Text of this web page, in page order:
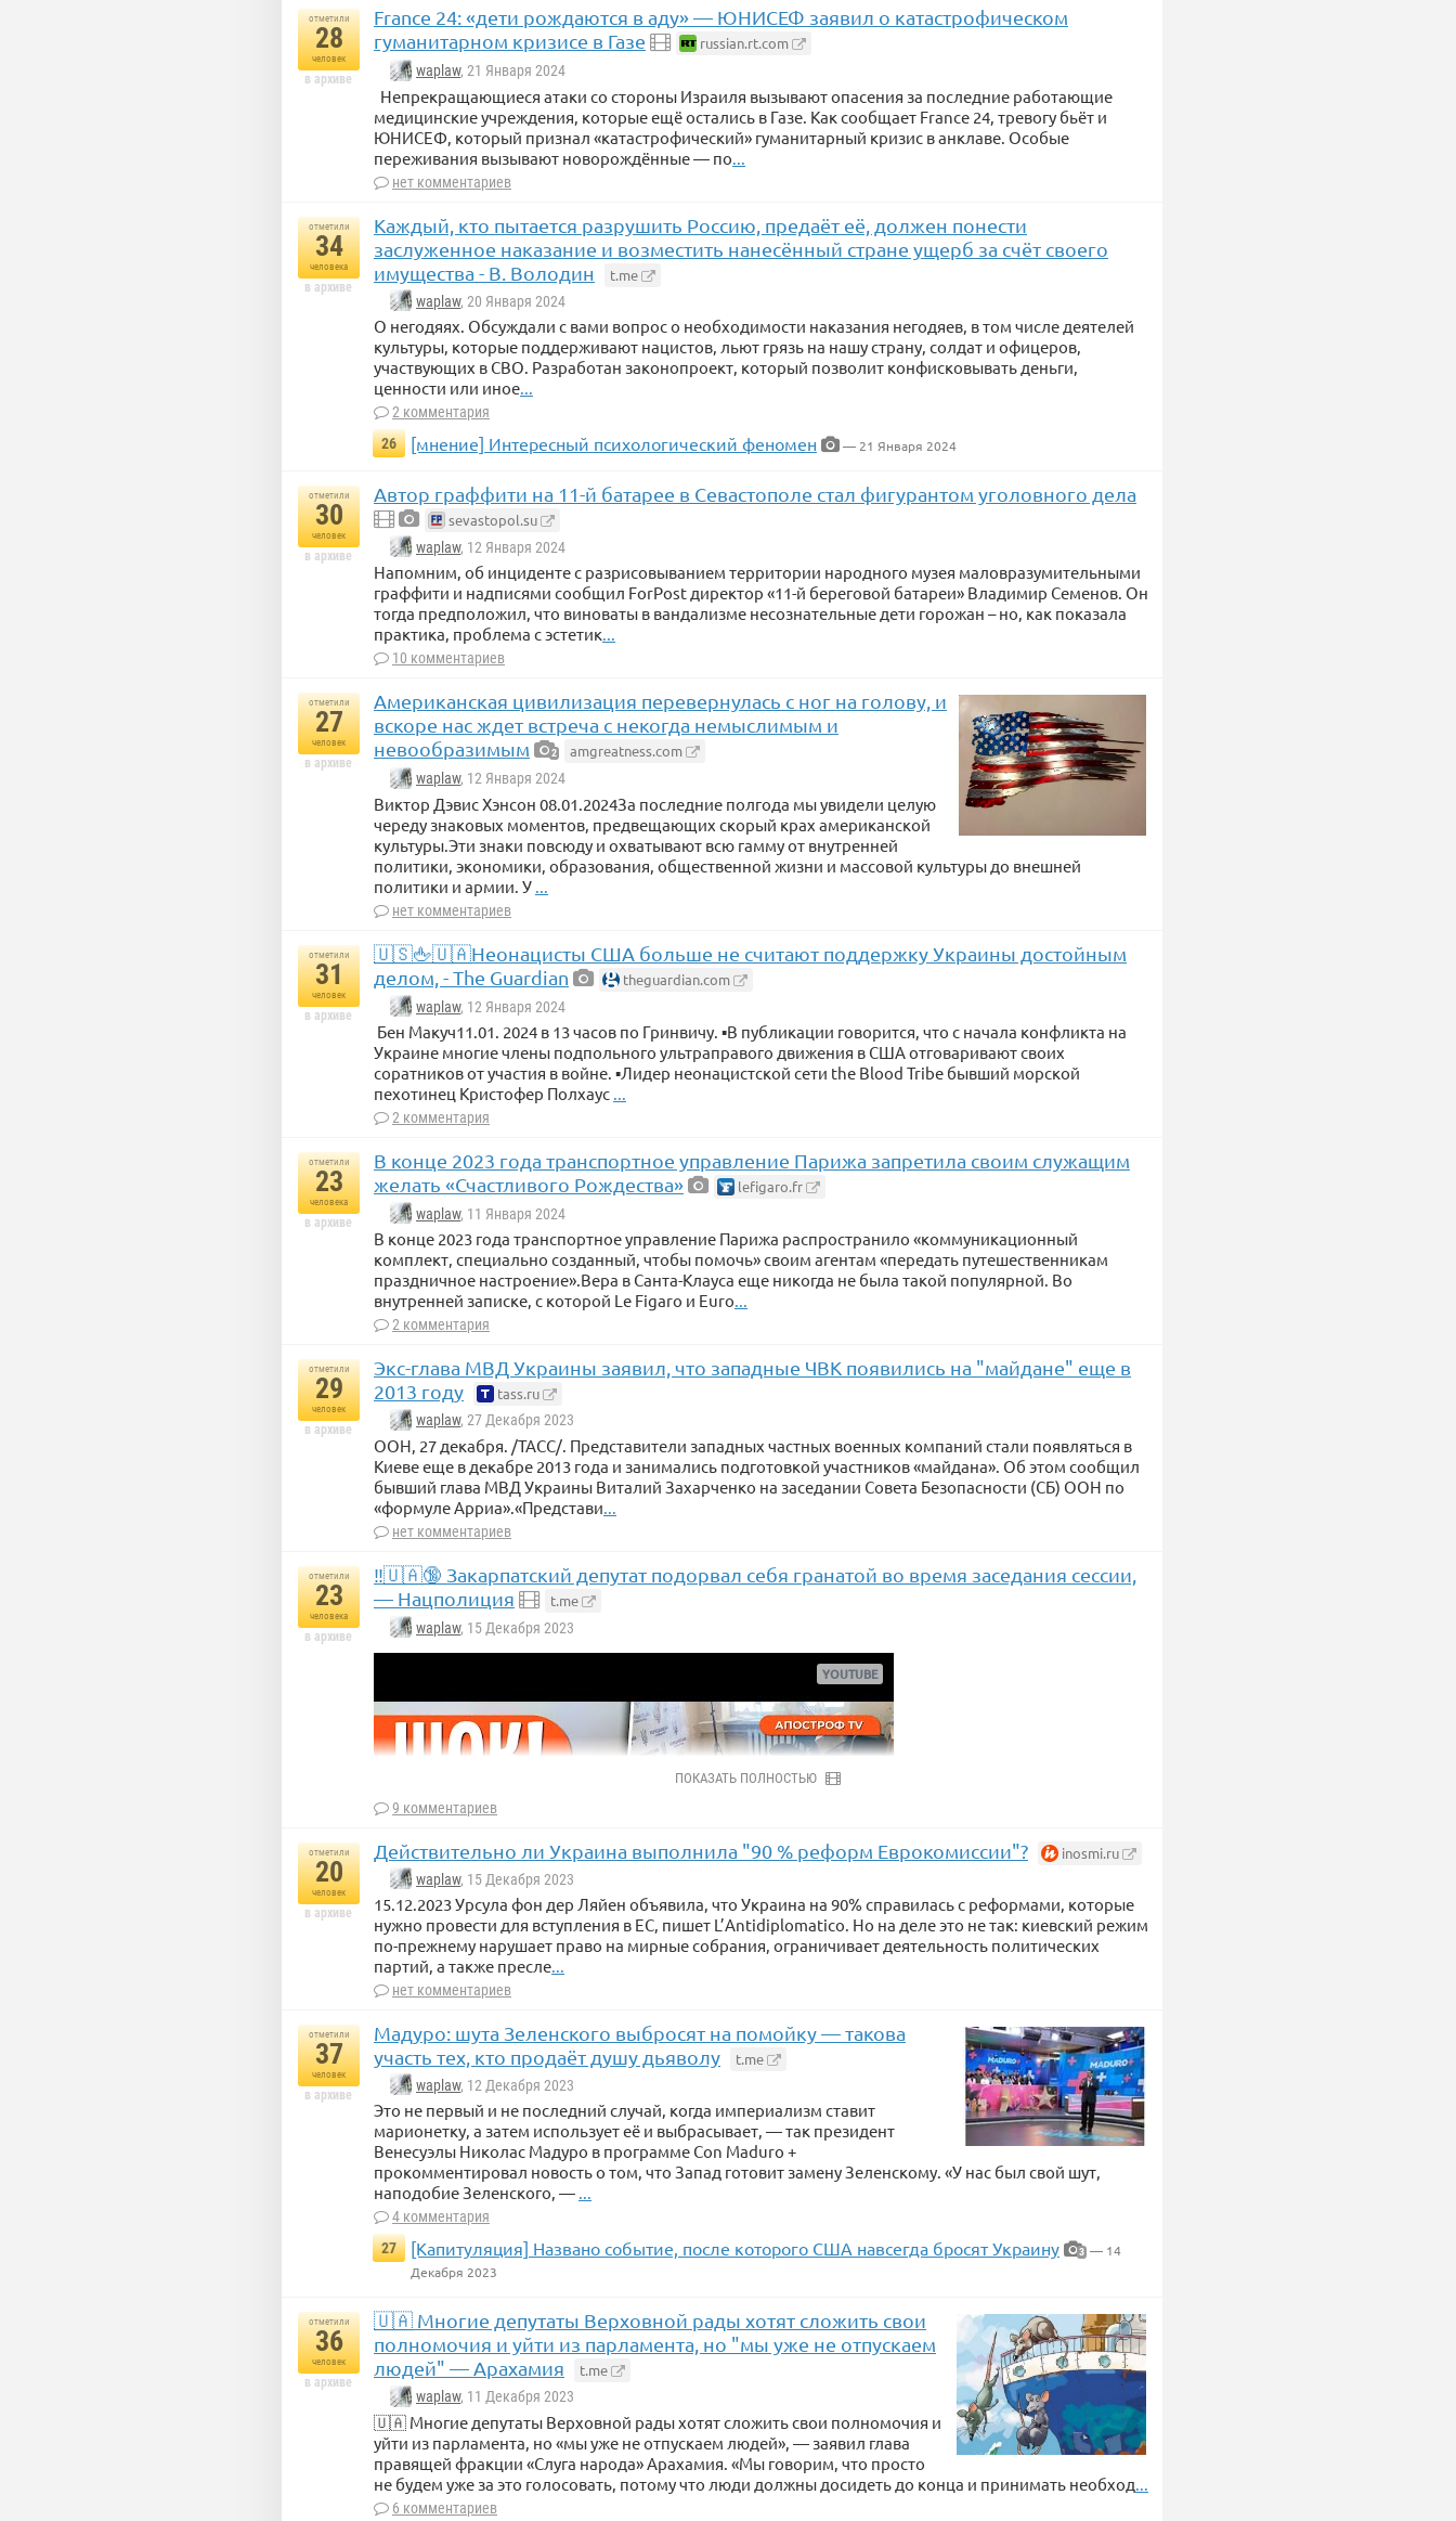
отметили
28
человек
в архиве
France 24: «дети рождаются в аду» — ЮНИСЕФ заявил о катастрофическом
гуманитарном кризисе в Газе
russian.rt.com
waplaw, 21 Января 2024
Непрекращающиеся атаки со стороны Израиля вызывают опасения за последние работающие
медицинские учреждения, которые ещё остались в Газе. Как сообщает France 24, тревогу бьёт и
ЮНИСЕФ, который признал «катастрофический» гуманитарный кризис в анклаве. Особые
переживания вызывают новорождённые — по
нет комментариев
отметили
34
человека
в архиве
Каждый, кто пытается разрушить Россию, предаёт её, должен понести
заслуженное наказание и возместить нанесённый стране ущерб за счёт своего
имущества - В. Володин
t.me
waplaw, 20 Января 2024
О негодяях. Обсуждали с вами вопрос о необходимости наказания негодяев, в том числе деятелей
культуры, которые поддерживают нацистов, льют грязь на нашу страну, солдат и офицеров,
участвующих в СВО. Разработан законопроект, который позволит конфисковывать деньги,
ценности или иное...
2 комментария
26
[мнение] Интересный психологический феномен — 21 Января 2024
отметили
30
человек
в архиве
Автор граффити на 11-й батарее в Севастополе стал фигурантом уголовного дела
sevastopol.su
waplaw, 12 Января 2024
Напомним, об инциденте с разрисовыванием территории народного музея маловразумительными
граффити и надписями сообщил ForPost директор «11-й береговой батареи» Владимир Семенов. Он
тогда предположил, что виноваты в вандализме несознательные дети горожан – но, как показала
практика, проблема с эстетик...
10 комментариев
отметили
27
человек
в архиве
Американская цивилизация перевернулась с ног на голову, и
вскоре нас ждет встреча с некогда немыслимым и
невообразимым
2 amgreatness.com
waplaw, 12 Января 2024
Виктор Дэвис Хэнсон 08.01.2024За последние полгода мы увидели целую
череду знаковых моментов, предвещающих скорый крах американской
культуры.Эти знаки повсюду и охватывают всю гамму от внутренней
политики, экономики, образования, общественной жизни и массовой культуры до внешней
политики и армии. У
нет комментариев
отметили
31
человек
в архиве
🇺🇸🖕🇺🇦Неонацисты США больше не считают поддержку Украины достойным
делом, - The Guardian
theguardian.com
waplaw, 12 Января 2024
Бен Макуч11.01. 2024 в 13 часов по Гринвичу. ▪️В публикации говорится, что с начала конфликта на
Украине многие члены подпольного ультраправого движения в США отговаривают своих
соратников от участия в войне. ▪️Лидер неонацистской сети the Blood Tribe бывший морской
пехотинец Кристофер Полхаус ...
2 комментария
отметили
23
человека
в архиве
В конце 2023 года транспортное управление Парижа запретила своим служащим
желать «Счастливого Рождества»
lefigaro.fr
waplaw, 11 Января 2024
В конце 2023 года транспортное управление Парижа распространило «коммуникационный
комплект, специально созданный, чтобы помочь» своим агентам «передать путешественникам
праздничное настроение».Вера в Санта-Клауса еще никогда не была такой популярной. Во
внутренней записке, с которой Le Figaro и Euro...
2 комментария
отметили
29
человек
в архиве
Экс-глава МВД Украины заявил, что западные ЧВК появились на "майдане" еще в
2013 году
tass.ru
waplaw, 27 Декабря 2023
ООН, 27 декабря. /ТАСС/. Представители западных частных военных компаний стали появляться в
Киеве еще в декабре 2013 года и занимались подготовкой участников «майдана». Об этом сообщил
бывший глава МВД Украины Виталий Захарченко на заседании Совета Безопасности (СБ) ООН по
«формуле Арриа».«Представи
нет комментариев
отметили
23
человека
в архиве
‼️🇺🇦🔞 Закарпатский депутат подорвал себя гранатой во время заседания сессии,
— Нацполиция
t.me
waplaw, 15 Декабря 2023
По информации полиции, во время заседания сессии в здании Керецковского сельского совета
Мукачевского района один из депутатов взорвал гранаты. В результате взрыва он сам погиб, еще 26
человек ранены, из них 6 в тяжёлом состоянии.
ПОКАЗАТЬ ПОЛНОСТЬЮ
9 комментариев
отметили
20
человек
в архиве
Действительно ли Украина выполнила "90 % реформ Еврокомиссии"? inosmi.ru
waplaw, 15 Декабря 2023
15.12.2023 Урсула фон дер Ляйен объявила, что Украина на 90% справилась с реформами, которые
нужно провести для вступления в ЕС, пишет L’Antidiplomatico. Но на деле это не так: киевский режим
по-прежнему нарушает право на мирные собрания, ограничивает деятельность политических
партий, а также пресле...
нет комментариев
отметили
37
человек
в архиве
Мадуро: шута Зеленского выбросят на помойку — такова
участь тех, кто продаёт душу дьяволу
t.me
waplaw, 12 Декабря 2023
Это не первый и не последний случай, когда империализм ставит
марионетку, а затем использует её и выбрасывает, — так президент
Венесуэлы Николас Мадуро в программе Con Maduro +
прокомментировал новость о том, что Запад готовит замену Зеленскому. «У нас был свой шут,
наподобие Зеленского, — ...
4 комментария
27
[Капитуляция] Названо событие, после которого США навсегда бросят Украину 3 — 14
Декабря 2023
отметили
36
человек
в архиве
🇺🇦 Многие депутаты Верховной рады хотят сложить свои
полномочия и уйти из парламента, но "мы уже не отпускаем
людей" — Арахамия
t.me
waplaw, 11 Декабря 2023
🇺🇦 Многие депутаты Верховной рады хотят сложить свои полномочия и
уйти из парламента, но «мы уже не отпускаем людей», — заявил глава
правящей фракции «Слуга народа» Арахамия. «Мы говорим, что просто
не будем уже за это голосовать, потому что люди должны досидеть до конца и принимать необход
6 комментариев